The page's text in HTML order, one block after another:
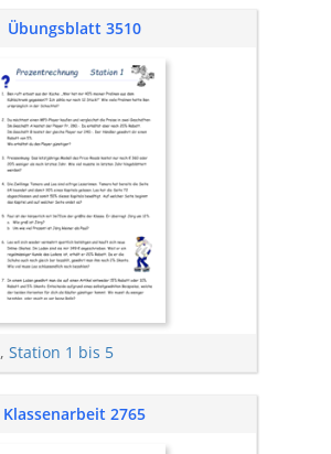
Übungsblatt 3510
, Station 1 bis 5
Klassenarbeit 2765